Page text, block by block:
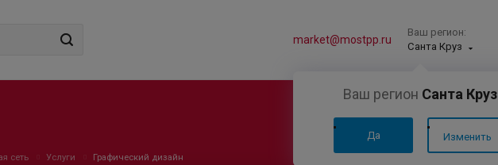
Ваш регион:
Санта Круз
Ваш регион Санта Круз
Да Изменить
market@mostpp.ru
сеть Услуги Графический дизайн